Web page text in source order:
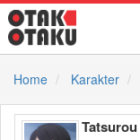
Home
Karakter